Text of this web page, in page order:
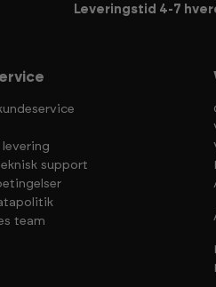
Leveringstid 4-7
support
team